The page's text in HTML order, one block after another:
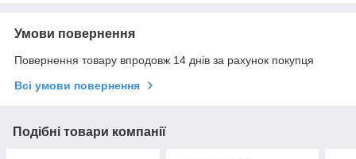
Умови повернення
Повернення товару впродовж 14 днів за рахунок покупця
Всі умови повернення
Подібні товари компанії